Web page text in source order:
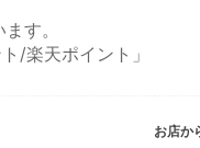
す。
/楽天ポイント」
お店か